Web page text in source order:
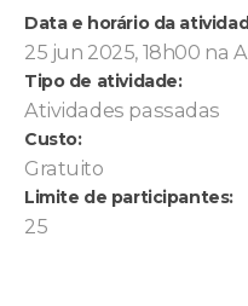
Data e horário da
25 jun 2025, 18h00 na
Tipo de atividade:
Atividades passadas
Custo:
Gratuito
Limite de participantes:
25